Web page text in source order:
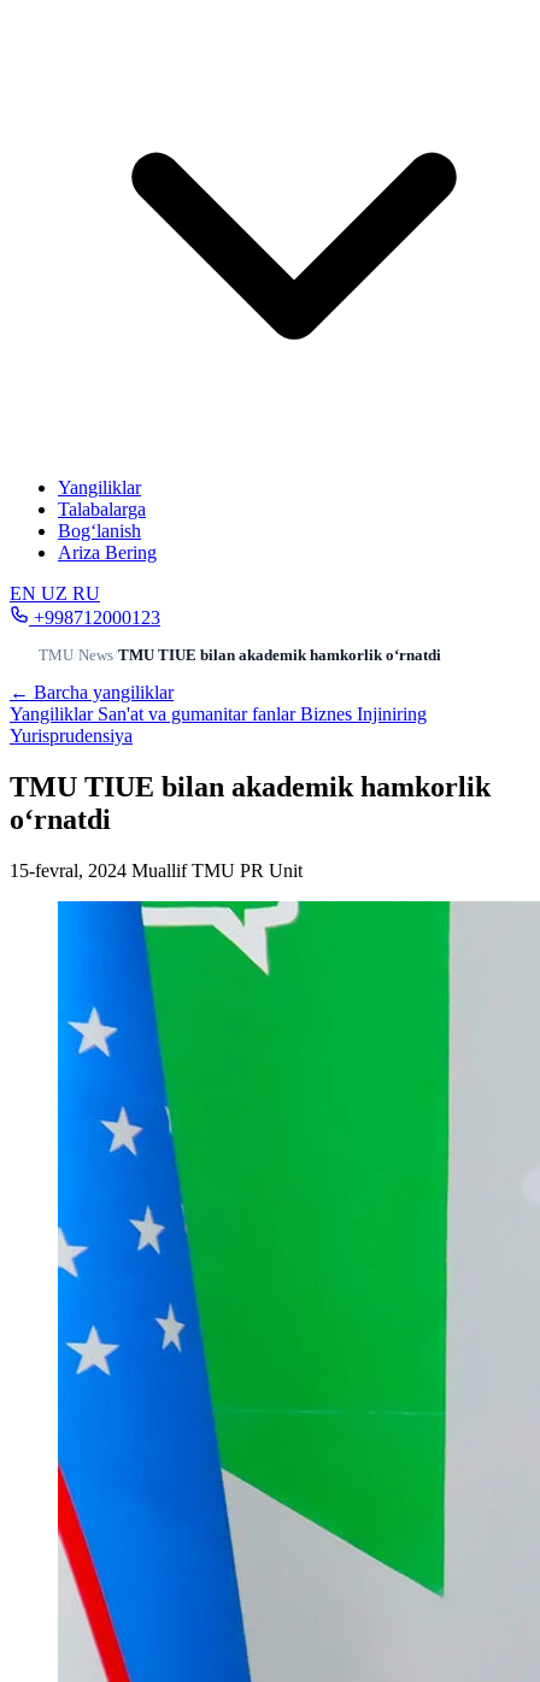
Yangiliklar
Talabalarga
Bog‘lanish
Ariza Bering
EN UZ RU
+998712000123
TMU/News/TMU TIUE bilan akademik hamkorlik o‘rnatdi
← Barcha yangiliklar
Yangiliklar San'at va gumanitar fanlarBiznes Injiniring
Yurisprudensiya
TMU TIUE bilan akademik hamkorlik
o‘rnatdi
15-fevral, 2024 MuallifTMU PR Unit